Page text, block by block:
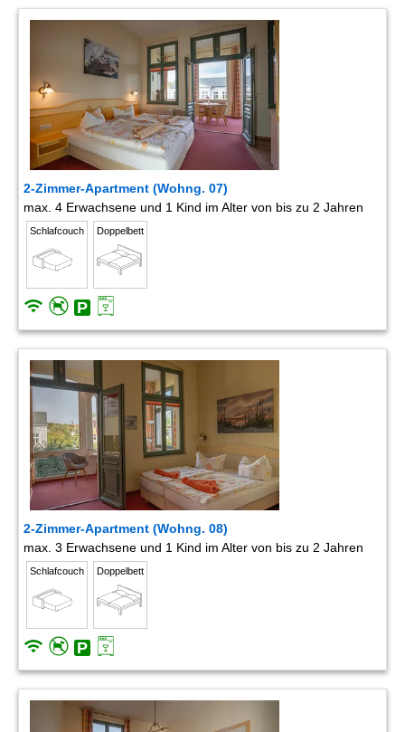
2-Zimmer-Apartment (Wohng. 07)
max. 4 Erwachsene und 1 Kind im Alter von bis zu 2 Jahren
Schlafcouch Doppelbett
2-Zimmer-Apartment (Wohng. 08)
max. 3 Erwachsene und 1 Kind im Alter von bis zu 2 Jahren
Schlafcouch Doppelbett